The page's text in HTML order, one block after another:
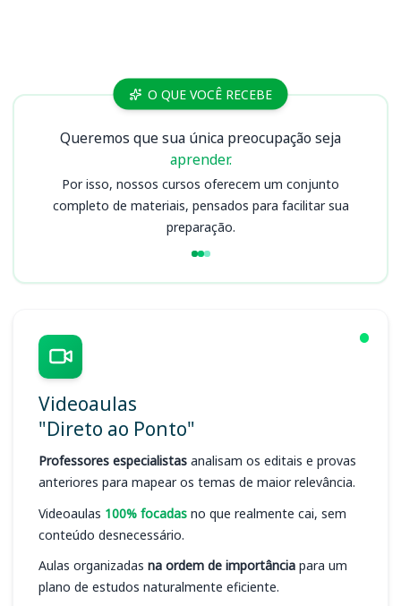
Cursos AMAVI (SC)
O QUE VOCÊ RECEBE
Queremos que sua única preocupação seja
aprender.
Por isso, nossos cursos oferecem um conjunto
completo de materiais, pensados para facilitar sua
preparação.
Videoaulas
"Direto ao Ponto"
Professores especialistas analisam os editais e provas
anteriores para mapear os temas de maior relevância.
Videoaulas 100% focadas no que realmente cai, sem
conteúdo desnecessário.
Aulas organizadas na ordem de importância para um
plano de estudos naturalmente eficiente.